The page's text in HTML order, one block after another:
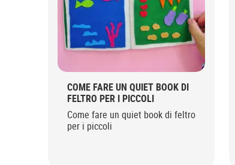
COME FARE UN QUIET BOOK DI
FELTRO PER I PICCOLI
Come fare un quiet book di feltro
per i piccoli